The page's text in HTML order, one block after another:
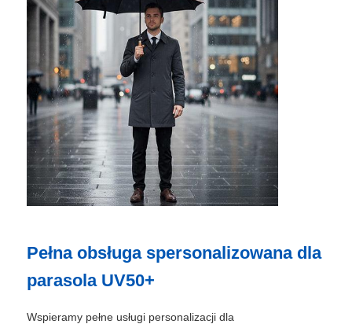
Parasole odporne na promieniowanie UV
Parasole dziecięce
Parasole na plaży
Kreatywne parasole
Pełna obsługa spersonalizowana dla
parasola UV50+
Wspieramy pełne usługi personalizacji dla